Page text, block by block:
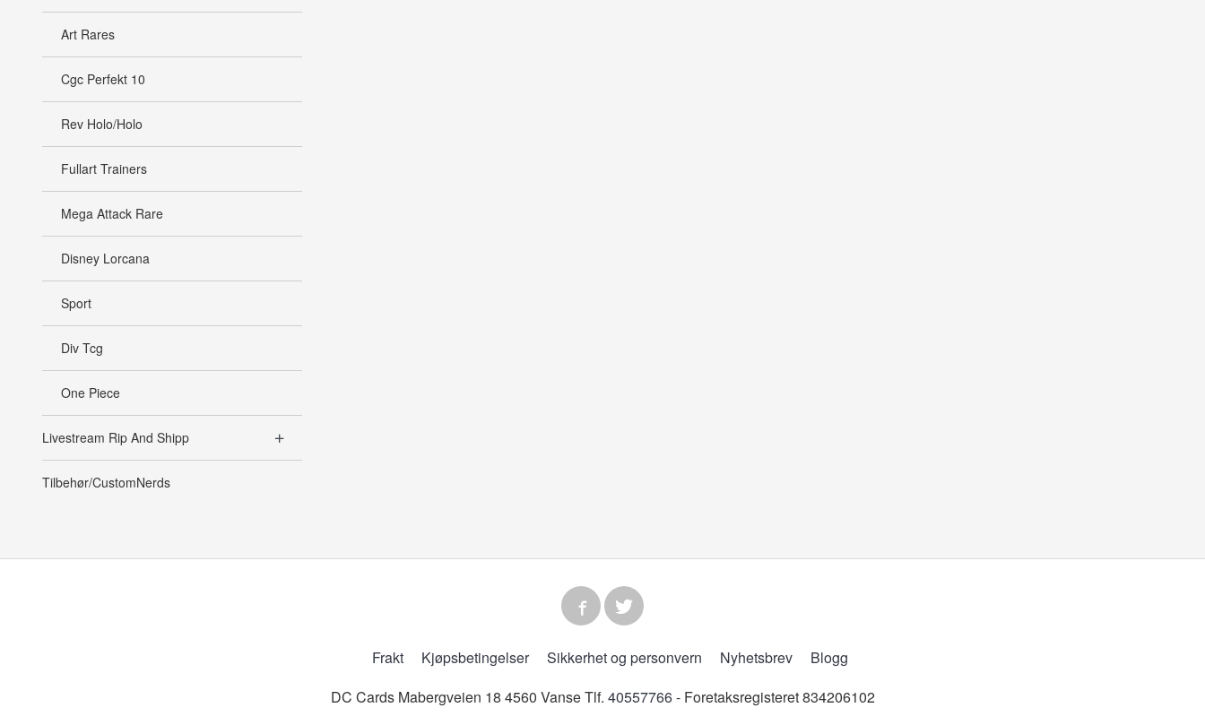
Art Rares
Cgc Perfekt 10
Rev Holo/Holo
Fullart Trainers
Mega Attack Rare
Disney Lorcana
Sport
Div Tcg
One Piece
Livestream Rip And Shipp
Tilbehør/CustomNerds
Frakt Kjøpsbetingelser Sikkerhet og personvern Nyhetsbrev
Blogg
DC Cards Mabergveien 18 4560 Vanse Tlf. 40557766- Foretaksregisteret 834206102